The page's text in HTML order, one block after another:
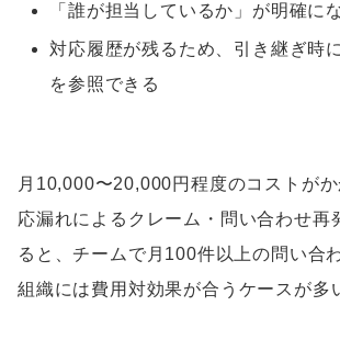
「誰が担当しているか」が明確に
対応履歴が残るため、引き継ぎ時
を参照できる
月10,000〜20,000円程度のコストが
応漏れによるクレーム・問い合わせ再
ると、チームで月100件以上の問い合
組織には費用対効果が合うケースが多